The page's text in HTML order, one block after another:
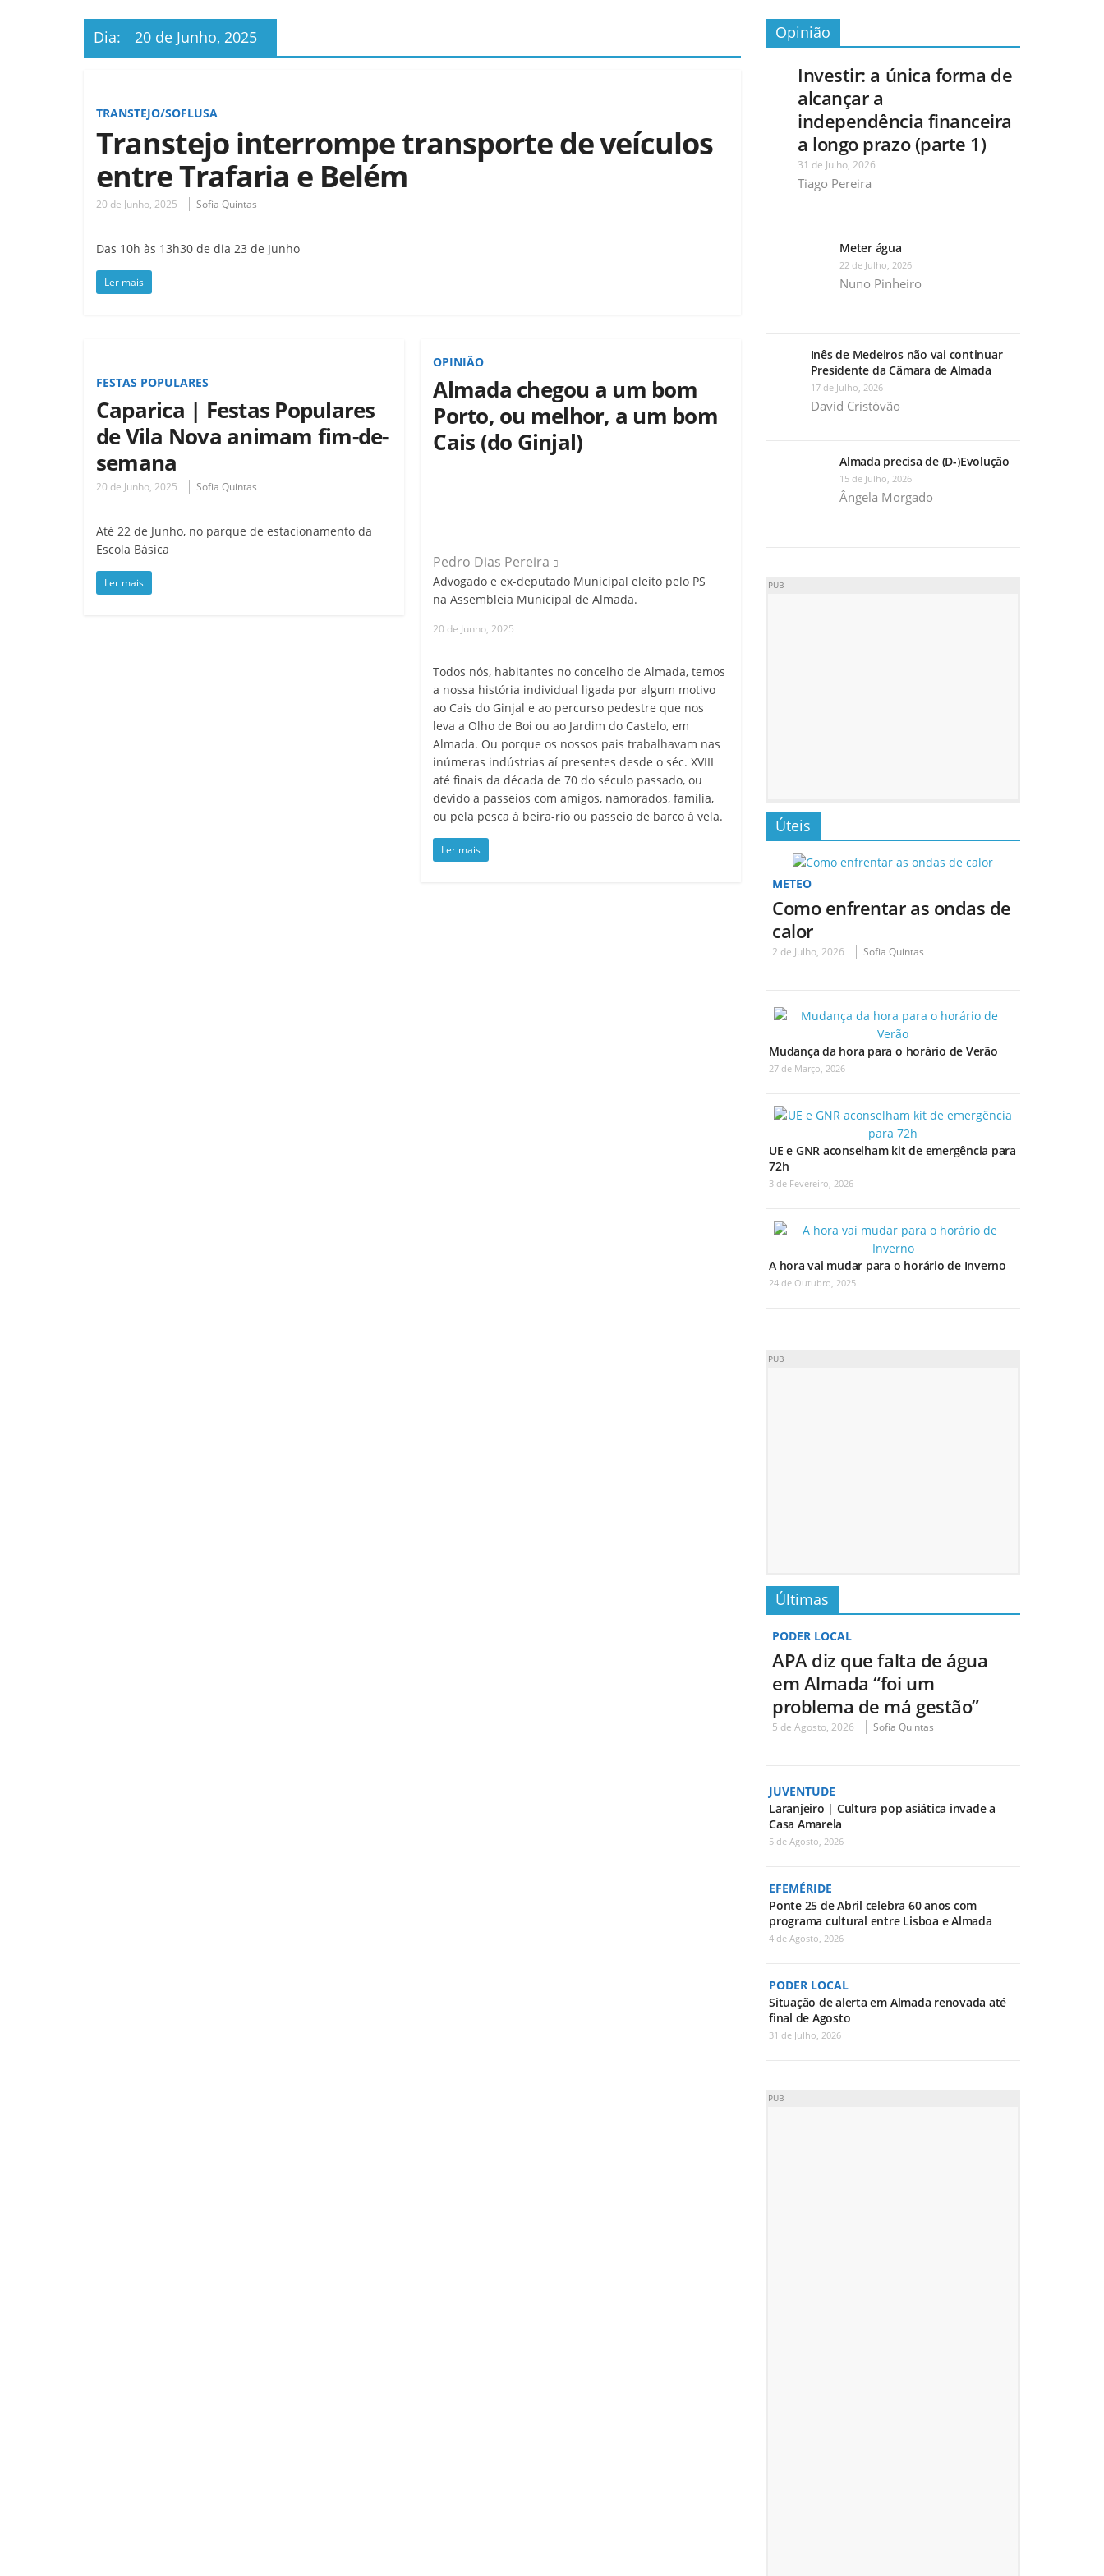
Dia: 20 de Junho, 2025
TRANSTEJO/SOFLUSA
Transtejo interrompe transporte de veículos
entre Trafaria e Belém
20 de Junho, 2025 Sofia Quintas
Das 10h às 13h30 de dia 23 de Junho
Ler mais
FESTAS POPULARES
Caparica | Festas Populares
de Vila Nova animam fim-de-
semana
20 de Junho, 2025 Sofia Quintas
Até 22 de Junho, no parque de estacionamento da
Escola Básica
Ler mais
OPINIÃO
Almada chegou a um bom
Porto, ou melhor, a um bom
Cais (do Ginjal)
Pedro Dias Pereira
Advogado e ex-deputado Municipal eleito pelo PS
na Assembleia Municipal de Almada.
20 de Junho, 2025
Todos nós, habitantes no concelho de Almada, temos
a nossa história individual ligada por algum motivo
ao Cais do Ginjal e ao percurso pedestre que nos
leva a Olho de Boi ou ao Jardim do Castelo, em
Almada. Ou porque os nossos pais trabalhavam nas
inúmeras indústrias aí presentes desde o séc. XVIII
até finais da década de 70 do século passado, ou
devido a passeios com amigos, namorados, família,
ou pela pesca à beira-rio ou passeio de barco à vela.
Ler mais
Opinião
Investir: a única forma de
alcançar a
independência financeira
a longo prazo (parte 1)
31 de Julho, 2026
Tiago Pereira
Meter água
22 de Julho, 2026
Nuno Pinheiro
Inês de Medeiros não vai continuar
Presidente da Câmara de Almada
17 de Julho, 2026
David Cristóvão
Almada precisa de (D-)Evolução
15 de Julho, 2026
Ângela Morgado
PUB
Úteis
METEO
Como enfrentar as ondas de
calor
2 de Julho, 2026 Sofia Quintas
Mudança da hora para o horário de Verão
27 de Março, 2026
UE e GNR aconselham kit de emergência para
72h
3 de Fevereiro, 2026
A hora vai mudar para o horário de Inverno
24 de Outubro, 2025
PUB
Últimas
PODER LOCAL
APA diz que falta de água
em Almada “foi um
problema de má gestão”
5 de Agosto, 2026 Sofia Quintas
JUVENTUDE
Laranjeiro | Cultura pop asiática invade a
Casa Amarela
5 de Agosto, 2026
EFEMÉRIDE
Ponte 25 de Abril celebra 60 anos com
programa cultural entre Lisboa e Almada
4 de Agosto, 2026
PODER LOCAL
Situação de alerta em Almada renovada até
final de Agosto
31 de Julho, 2026
PUB